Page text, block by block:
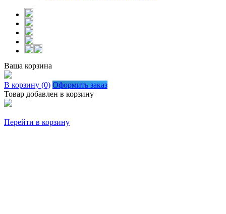
Ваша корзина
В корзину (0) Оформить заказ
Товар добавлен в корзину
Перейти в корзину